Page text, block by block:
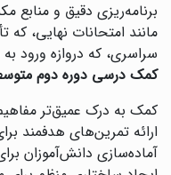
برنامه‌ریزی دقیق و
مانند امتحانات نهایی، که
سراسری، که دروازه ورود
کمک درسی دوره دوم
کمک به درک عمیق‌تر
ارائه تمرین‌های هدفمند
آماده‌سازی دانش‌آموزان